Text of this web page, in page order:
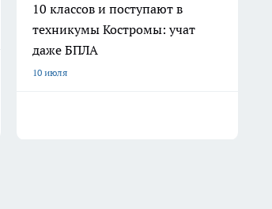
10 классов и поступают в
техникумы Костромы: учат
даже БПЛА
10 июля